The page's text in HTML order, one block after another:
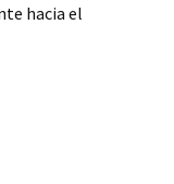
hacia el